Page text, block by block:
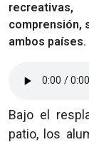
comprensión,
ambos países.
Bajo el
patio, los